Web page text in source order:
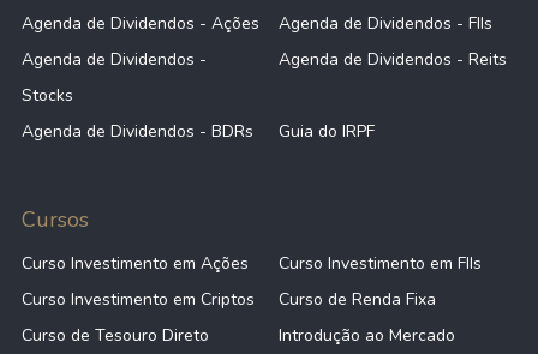
Agenda de Dividendos - Ações
Agenda de Dividendos - FIIs
Agenda de Dividendos -
Stocks
Agenda de Dividendos - Reits
Agenda de Dividendos - BDRs Guia do IRPF
Cursos
Curso Investimento em Ações
Curso Investimento em FIIs
Curso Investimento em Criptos
Curso de Renda Fixa
Curso de Tesouro Direto
Introdução ao Mercado